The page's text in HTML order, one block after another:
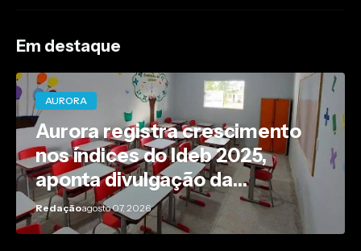
Em destaque
AURORA
Aurora registra crescimento
nos índices do Ideb 2025,
aponta divulgação da
Prefeitura
Redaçãoagosto 07, 2026